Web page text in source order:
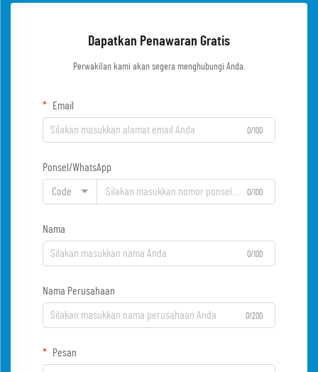
Dapatkan Penawaran Gratis
Perwakilan kami akan segera menghubungi Anda.
Email
0/100
Ponsel/WhatsApp
Code 0/100
Nama
0/100
Nama Perusahaan
0/200
Pesan